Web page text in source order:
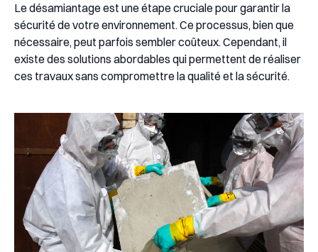
Le désamiantage est une étape cruciale pour garantir la
sécurité de votre environnement. Ce processus, bien que
nécessaire, peut parfois sembler coûteux. Cependant, il
existe des solutions abordables qui permettent de réaliser
ces travaux sans compromettre la qualité et la sécurité.